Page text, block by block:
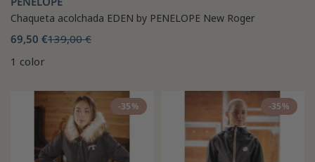
Chaqueta acolchada EDEN by PENELOPE New Roger
69,50 €139,00 €
1 color
-35% -35%